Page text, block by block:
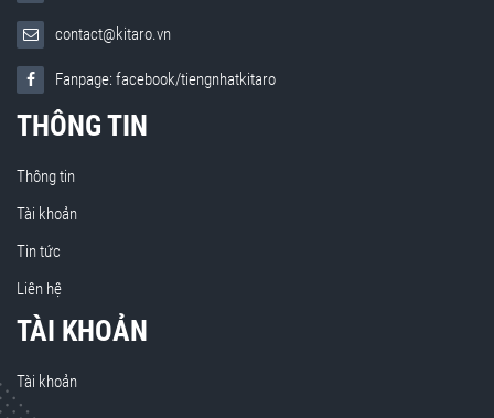
contact@kitaro.vn
Fanpage: facebook/tiengnhatkitaro
THÔNG TIN
Thông tin
Tài khoản
Tin tức
Liên hệ
TÀI KHOẢN
Tài khoản